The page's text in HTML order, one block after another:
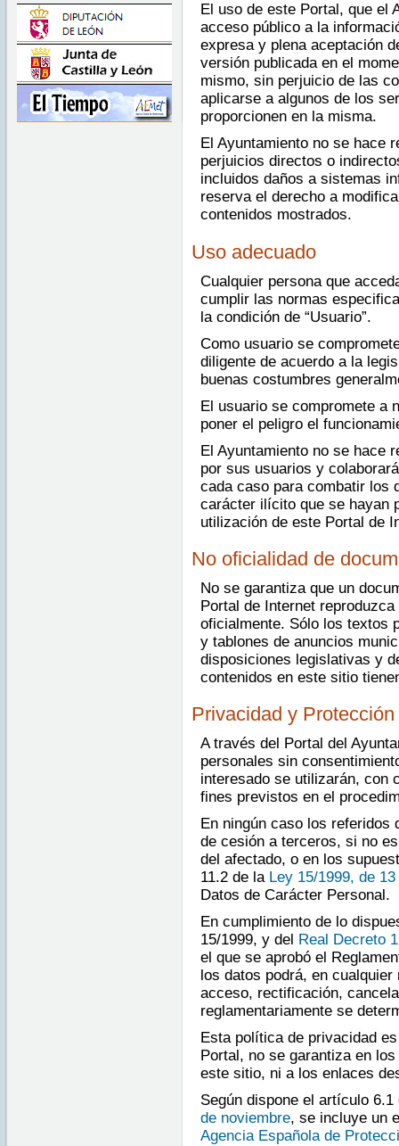
El uso de este Portal, que el
acceso público a la
expresa y plena aceptación
versión publicada en el
mismo, sin perjuicio de las
aplicarse a algunos de los
proporcionen en la misma.
El Ayuntamiento no se hace
perjuicios directos o
incluidos daños a sistemas
reserva el derecho a
contenidos mostrados.
Uso adecuado
Cualquier persona que
cumplir las normas
la condición de “Usuario”.
Como usuario se
diligente de acuerdo a la
buenas costumbres
El usuario se compromete a
poner el peligro el
El Ayuntamiento no se hace
por sus usuarios y
cada caso para combatir los
carácter ilícito que se hayan
utilización de este Portal de
No oficialidad de
No se garantiza que un
Portal de Internet
oficialmente. Sólo los textos
y tablones de anuncios
disposiciones legislativas y
contenidos en este sitio
Privacidad y
A través del Portal del
personales sin
interesado se utilizarán, con
fines previstos en el
En ningún caso los referidos
de cesión a terceros, si no
del afectado, o en los
11.2 de la Ley 15/1999, de
Datos de Carácter Personal.
En cumplimiento de lo
15/1999, y del Real Decreto
el que se aprobó el
los datos podrá, en
acceso, rectificación,
reglamentariamente se
Esta política de privacidad
Portal, no se garantiza en
este sitio, ni a los enlaces
Según dispone el artículo
de noviembre, se incluye un
Agencia Española de